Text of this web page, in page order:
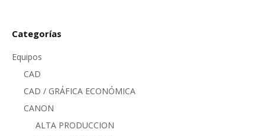
Categorías
Equipos
CAD
CAD / GRÁFICA ECONÓMICA
CANON
ALTA PRODUCCION